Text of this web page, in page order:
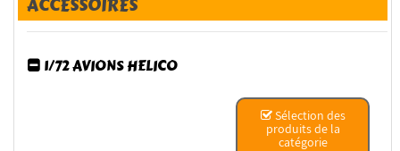
1/72 AVIONS HELICO
Sélection des
produits de la
catégorie